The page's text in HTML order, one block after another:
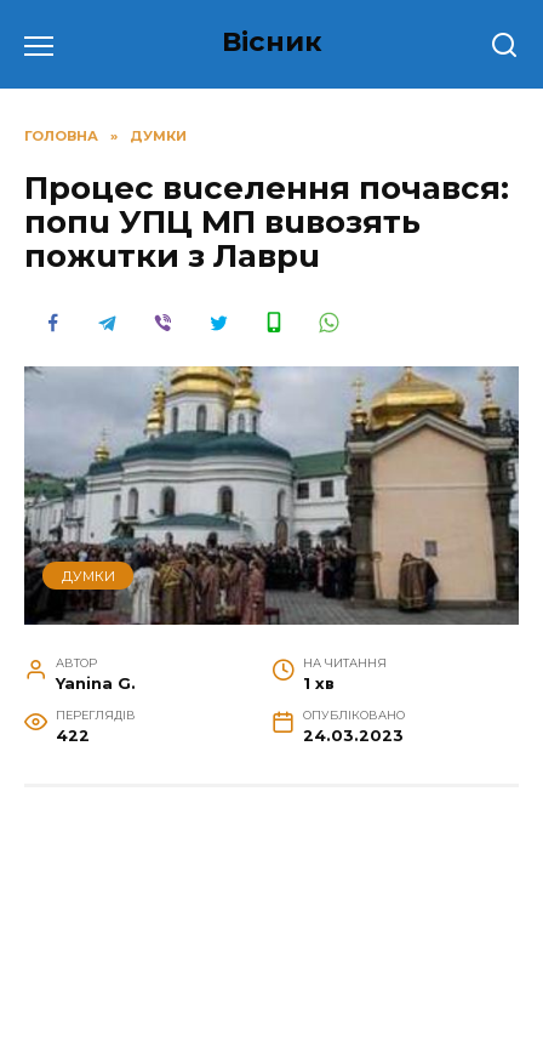
до
Вісник
ГОЛОВНА » ДУМКИ
Процес вuселення почався:
попu УПЦ МП вuвозять
пожuтки з Лаврu
ДУМКИ
АВТОР
Yanina G.
НА ЧИТАННЯ
1 хв
ПЕРЕГЛЯДІВ
422
ОПУБЛІКОВАНО
24.03.2023